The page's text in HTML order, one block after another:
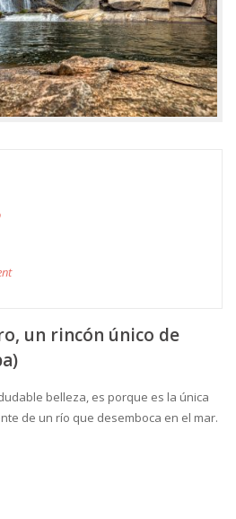
un rincón único de
belleza, es porque es la única
de un río que desemboca en el mar.